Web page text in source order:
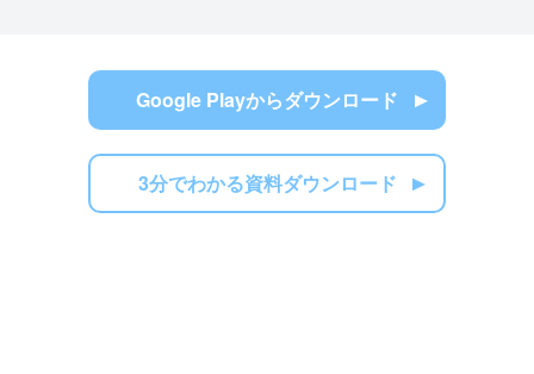
Google Playからダウンロード
3分でわかる資料ダウンロード